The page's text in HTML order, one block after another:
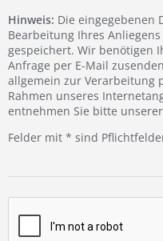
Hinweis: Die eingegebenen
Bearbeitung Ihres
gespeichert. Wir benötigen
Anfrage per E-Mail
allgemein zur Verarbeitung
Rahmen unseres
entnehmen Sie bitte unserer
Felder mit * sind